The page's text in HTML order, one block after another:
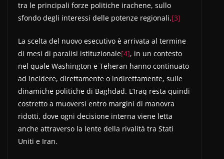
tra le principali forze politiche irachene, sullo
sfondo degli interessi delle potenze regionali.[3]
La scelta del nuovo esecutivo è arrivata al termine
di mesi di paralisi istituzionale[4], in un contesto
nel quale Washington e Teheran hanno continuato
ad incidere, direttamente o indirettamente, sulle
dinamiche politiche di Baghdad. L’Iraq resta quindi
costretto a muoversi entro margini di manovra
ridotti, dove ogni decisione interna viene letta
anche attraverso la lente della rivalità tra Stati
Uniti e Iran.